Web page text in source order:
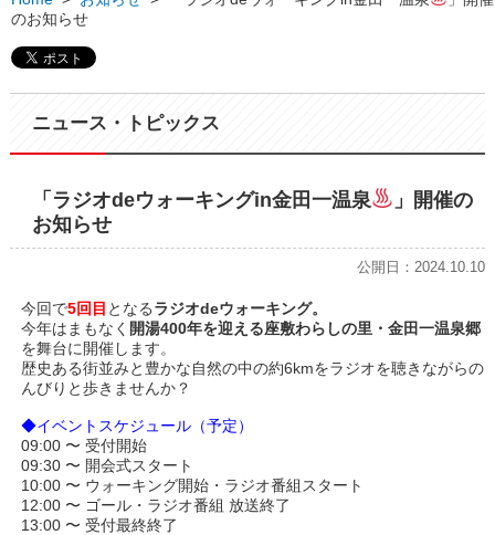
のお知らせ
ニュース・トピックス
「ラジオdeウォーキングin金田一温泉
」開催の
お知らせ
公開日：2024.10.10
今回で5回目 となるラジオdeウォーキング。
今年はまもなく 開湯400年を迎える座敷わらしの里・金田一温泉郷
を舞台に開催します。
歴史ある街並みと豊かな自然の中の約6kmをラジオを聴きながらの
んびりと歩きませんか？
◆イベントスケジュール（予定）
09:00 〜 受付開始
09:30 〜 開会式スタート
10:00 〜 ウォーキング開始・ラジオ番組スタート
12:00 〜 ゴール・ラジオ番組 放送終了
13:00 〜 受付最終終了